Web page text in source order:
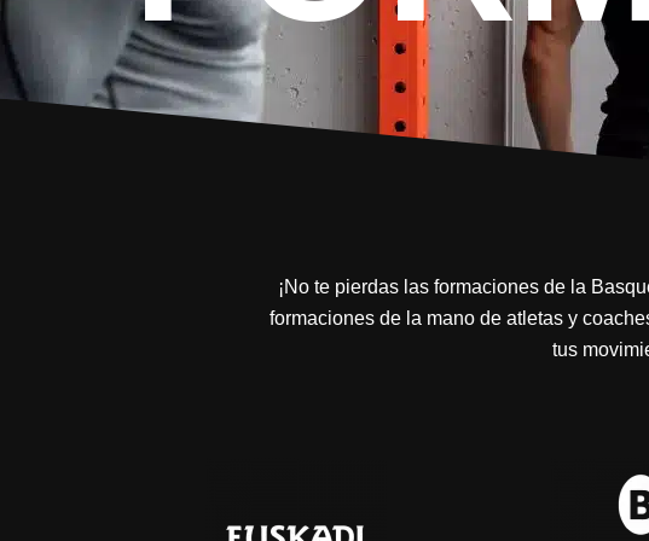
¡No te pierdas las formaciones de la
formaciones de la mano de atletas y
tus